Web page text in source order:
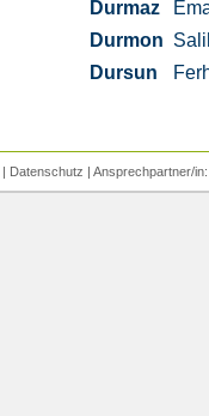
Durmaz
Durmon
Dursun
| Datenschutz | Ansprechpartner/